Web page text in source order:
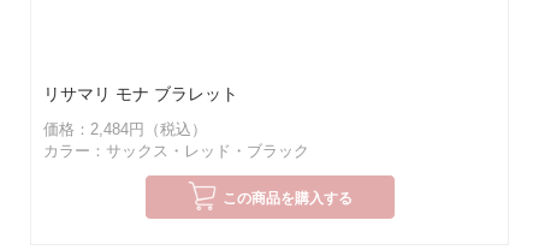
リサマリ モナ ブラレット
価格：2,484円（税込）
カラー：サックス・レッド・ブラック
この商品を購入する